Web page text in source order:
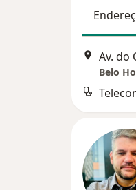
Av. do
Belo